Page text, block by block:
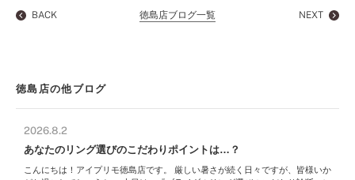
BACK 徳島店ブログ一覧 NEXT
徳島店の他ブログ
2026.8.2
あなたのリング選びのこだわりポイントは…？
こんにちは！アイプリモ徳島店です。 厳しい暑さが続く日々ですが、皆様いか